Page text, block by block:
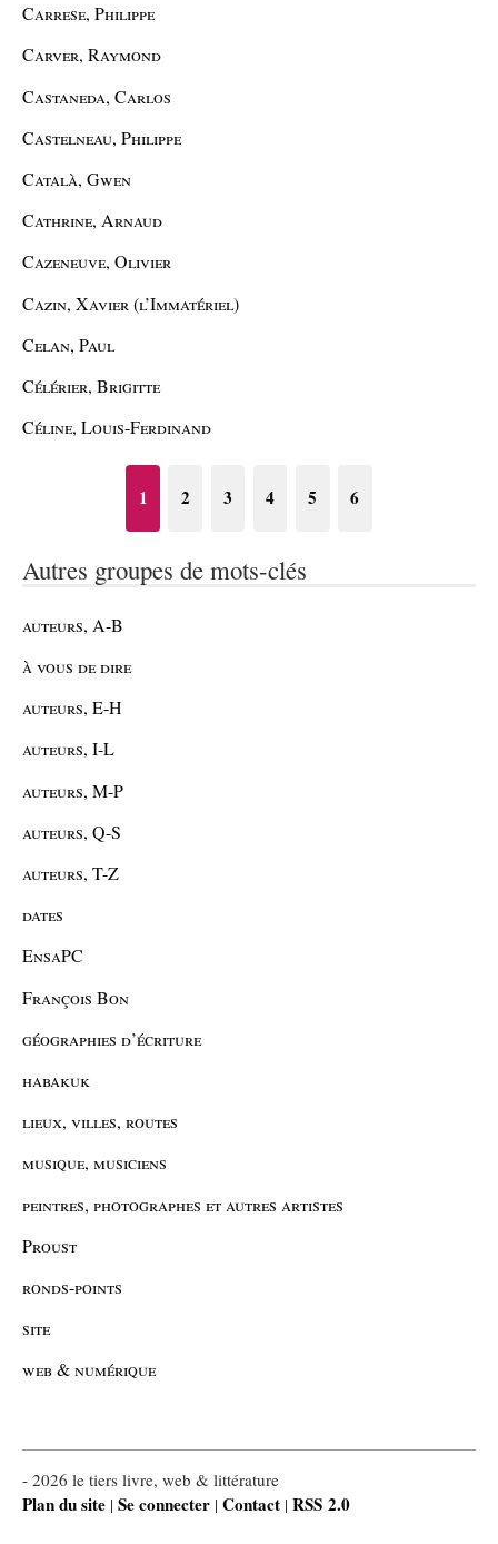
Carrese, Philippe
Carver, Raymond
Castaneda, Carlos
Castelneau, Philippe
Català, Gwen
Cathrine, Arnaud
Cazeneuve, Olivier
Cazin, Xavier (l’Immatériel)
Celan, Paul
Célérier, Brigitte
Céline, Louis-Ferdinand
1 2 3 4 5 6
Autres groupes de mots-clés
auteurs, A-B
à vous de dire
auteurs, E-H
auteurs, I-L
auteurs, M-P
auteurs, Q-S
auteurs, T-Z
dates
EnsaPC
François Bon
géographies d’écriture
habakuk
lieux, villes, routes
musique, musiciens
peintres, photographes et autres artistes
Proust
ronds-points
site
web & numérique
- 2026 le tiers livre, web & littérature
Plan du site | Se connecter | Contact | RSS 2.0